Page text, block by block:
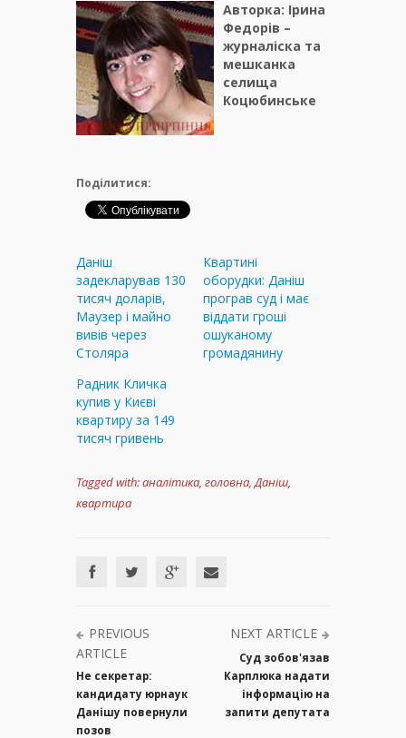
Авторка: Ірина
Федорів –
журналіска та
мешканка
селища
Коцюбинське
Поділитися:
Даніш
задекларував 130
тисяч доларів,
Маузер і майно
вивів через
Столяра
Квартині
оборудки: Даніш
програв суд і має
віддати гроші
ошуканому
громадянину
Радник Кличка
купив у Києві
квартиру за 149
тисяч гривень
Tagged with:аналітика головна Даніш
квартира
PREVIOUS
ARTICLE
Не секретар:
кандидату юрнаук
Данішу повернули
позов
NEXT ARTICLE
Суд зобов'язав
Карплюка надати
інформацію на
запити депутата